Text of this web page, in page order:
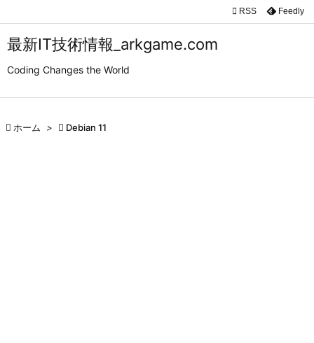
最新IT技術情報_arkgame.com
Coding Changes the World


 RSS Feedly
 ホーム >  Debian 11